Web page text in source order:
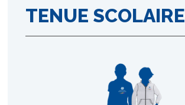
TENUE SCOLAIRE